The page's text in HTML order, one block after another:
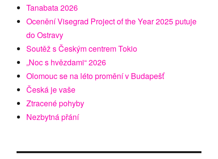
Tanabata 2026
Ocenění Visegrad Project of the Year 2025 putuje
do Ostravy
Soutěž s Českým centrem Tokio
„Noc s hvězdami“ 2026
Olomouc se na léto promění v Budapešť
Česká je vaše
Ztracené pohyby
Nezbytná přání